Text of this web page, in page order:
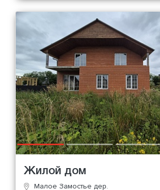
Жилой дом
Малое Замостье дер.